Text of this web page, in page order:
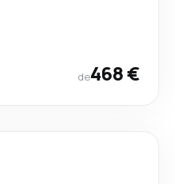
de468 €